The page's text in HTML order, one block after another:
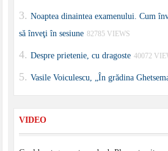
Noaptea dinaintea examenului. Cum
să înveţi în sesiune 82785 VIEWS
Despre prietenie, cu dragoste 40072
Vasile Voiculescu, „În grădina
VIDEO